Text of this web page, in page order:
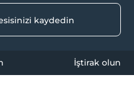
kaydedin
İştirak olun